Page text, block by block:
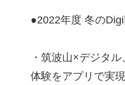
●2022年度 冬の
・筑波山×デジタ
体験をアプリで実現